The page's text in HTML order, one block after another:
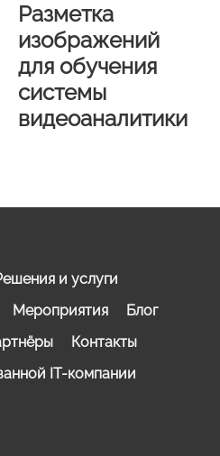
Разметка
изображений
для обучения
системы
видеоаналитики
и услуги
Мероприятия
Блог
Контакты
IT-компании